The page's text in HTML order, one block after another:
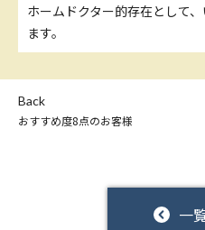
ホームドクター的存在として
ます。
Back
おすすめ度8点のお客様
一